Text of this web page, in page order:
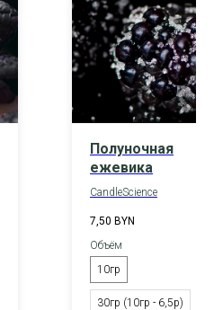
Полуночная
ежевика
CandleScience
7,50 BYN
Объём
10гр
30гр (10гр - 6,5р)